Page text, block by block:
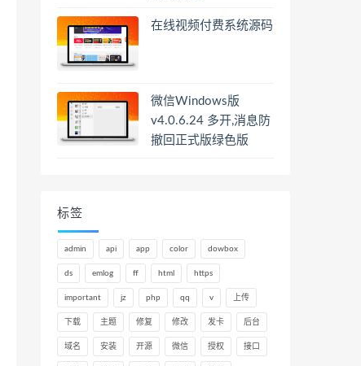
在线视频付费系统源码
微信Windows版
v4.0.6.24 多开,消息防
撤回正式版绿色版
标签
admin api app color dowbox
ds emlog ff html https
important jz php qq v 上传
下载 主题 修复 修改 发卡 后台
域名 安装 开源 微信 授权 接口